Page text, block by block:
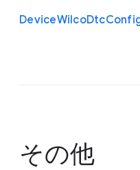
DeviceWilcoDtc
その他